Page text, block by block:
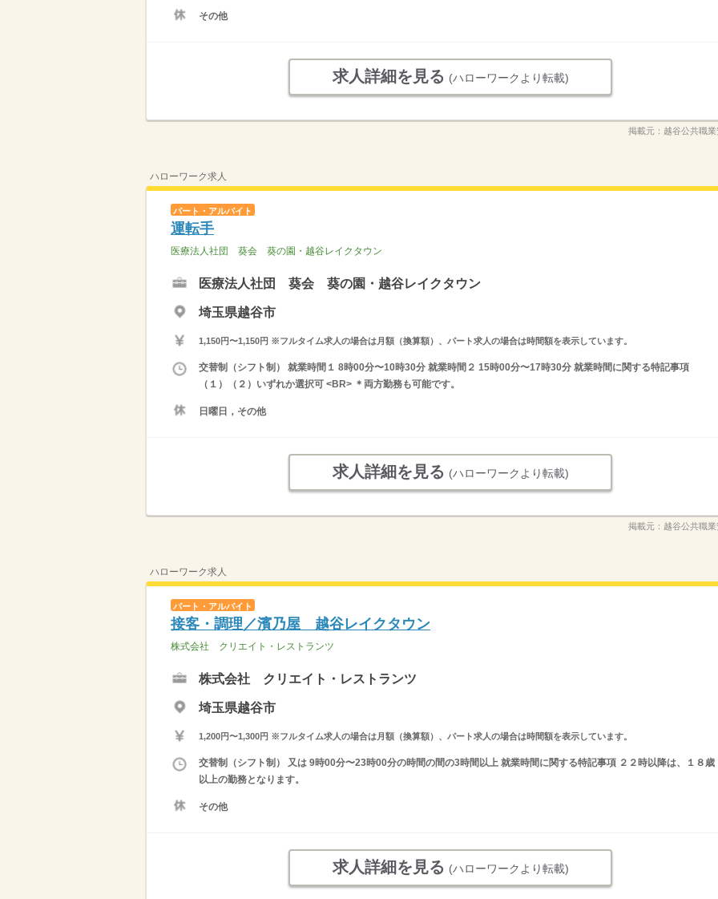
その他
求人詳細を見る (ハローワークより転載)
掲載元： 越谷公共職
ハローワーク求人
パート・アルバイト
運転手
医療法人社団 葵会 葵の園・越谷レイクタウン
医療法人社団 葵会 葵の園・越谷レイクタウン
埼玉県越谷市
1,150円〜1,150円 ※フルタイム求人の場合は月額（換算額）、パート求人の場合は時間額を表示しています。
交替制（シフト制） 就業時間１ 8時00分〜10時30分 就業時間２ 15時00分〜17時30分 就業時間に関する特記事項
（１）（２）いずれか選択可 <BR> ＊両方勤務も可能です。
日曜日，その他
求人詳細を見る (ハローワークより転載)
掲載元： 越谷公共職
ハローワーク求人
パート・アルバイト
接客・調理／濱乃屋 越谷レイクタウン
株式会社 クリエイト・レストランツ
株式会社 クリエイト・レストランツ
埼玉県越谷市
1,200円〜1,300円 ※フルタイム求人の場合は月額（換算額）、パート求人の場合は時間額を表示しています。
交替制（シフト制） 又は 9時00分〜23時00分の時間の間の3時間以上 就業時間に関する特記事項 ２２時以降は、１８歳
以上の勤務となります。
その他
求人詳細を見る (ハローワークより転載)